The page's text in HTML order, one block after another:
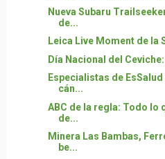
Nueva Subaru
de...
Leica Live Moment de la
Día Nacional del
Especialistas de
cán...
ABC de la regla: Todo lo
de...
Minera Las Bambas,
be...